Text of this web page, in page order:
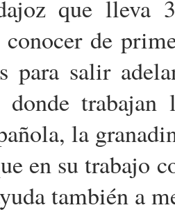
que lleva
de
para salir
donde trabajan
la
en su trabajo
también a